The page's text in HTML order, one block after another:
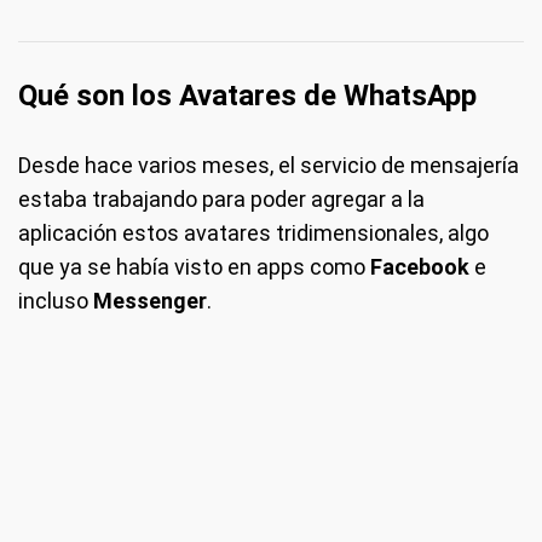
Qué son los Avatares de WhatsApp
Desde hace varios meses, el servicio de mensajería
estaba trabajando para poder agregar a la
aplicación estos avatares tridimensionales, algo
que ya se había visto en apps como Facebook e
incluso Messenger.